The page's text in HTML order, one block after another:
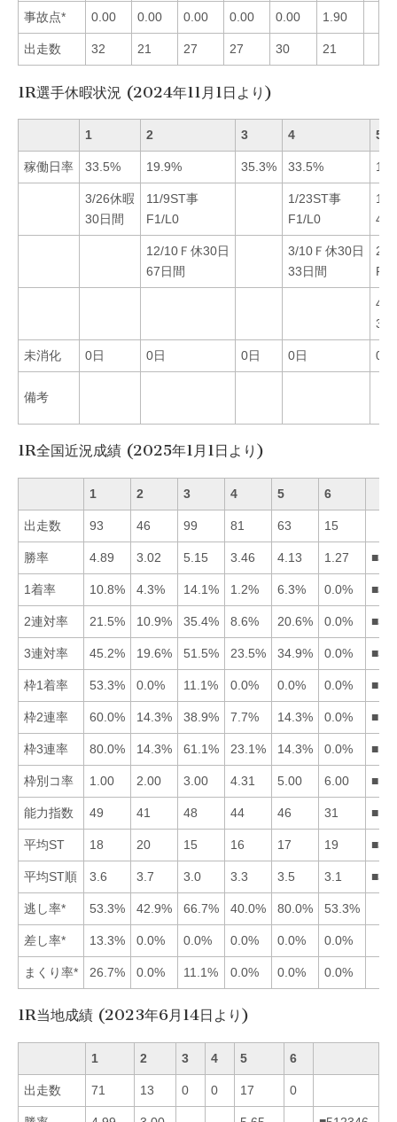
事故点* 0.00 0.00 0.00 0.00 0.00 1.90
出走数 32 21 27 27 30 21
1R選手休暇状況 (2024年11月1日より)
1 2 3 4 5
稼働日率 33.5% 19.9% 35.3% 33.5%
3/26休暇
30日間
11/9ST事
F1/L0
1/23ST事
F1/L0
10/
42
12/10Ｆ休30日
67日間
3/10Ｆ休30日
33日間
2/
F1/
4/3
31
未消化 0日 0日 0日 0日 0日
備考
1R全国近況成績 (2025年1月1日より)
1 2 3 4 5 6
出走数 93 46 99 81 63 15
勝率 4.89 3.02 5.15 3.46 4.13 1.27
1着率 10.8% 4.3% 14.1% 1.2% 6.3% 0.0%
2連対率 21.5% 10.9% 35.4% 8.6% 20.6% 0.0%
3連対率 45.2% 19.6% 51.5% 23.5% 34.9% 0.0%
枠1着率 53.3% 0.0% 11.1% 0.0% 0.0% 0.0%
枠2連率 60.0% 14.3% 38.9% 7.7% 14.3% 0.0%
枠3連率 80.0% 14.3% 61.1% 23.1% 14.3% 0.0%
枠別コ率 1.00 2.00 3.00 4.31 5.00 6.00
能力指数 49 41 48 44 46 31
平均ST 18 20 15 16 17 19
平均ST順 3.6 3.7 3.0 3.3 3.5 3.1
逃し率* 53.3% 42.9% 66.7% 40.0% 80.0% 53.3%
差し率* 13.3% 0.0% 0.0% 0.0% 0.0% 0.0%
まくり率* 26.7% 0.0% 11.1% 0.0% 0.0% 0.0%
1R当地成績 (2023年6月14日より)
1 2 3 4 5 6
出走数 71 13 0 0 17 0